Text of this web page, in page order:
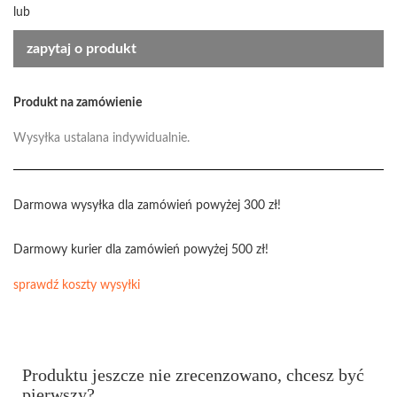
lub
zapytaj o produkt
Produkt na zamówienie
Wysyłka ustalana indywidualnie.
Darmowa wysyłka dla zamówień powyżej 300 zł!
Darmowy kurier dla zamówień powyżej 500 zł!
sprawdź koszty wysyłki
Produktu jeszcze nie zrecenzowano, chcesz być